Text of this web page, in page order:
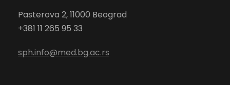
Pasterova 2, 11000 Beograd
+381 11 265 95 33
sph.info@med.bg.ac.rs